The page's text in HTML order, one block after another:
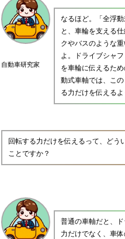
自動車研究家
なるほど。「全浮
と、車輪を支える
クやバスのような
よ。ドライブシャ
を車輪に伝えるた
動式車軸では、こ
る力だけを伝える
回転する力だけを伝えるって、どう
ことですか？
普通の車軸だと、
力だけでなく、車